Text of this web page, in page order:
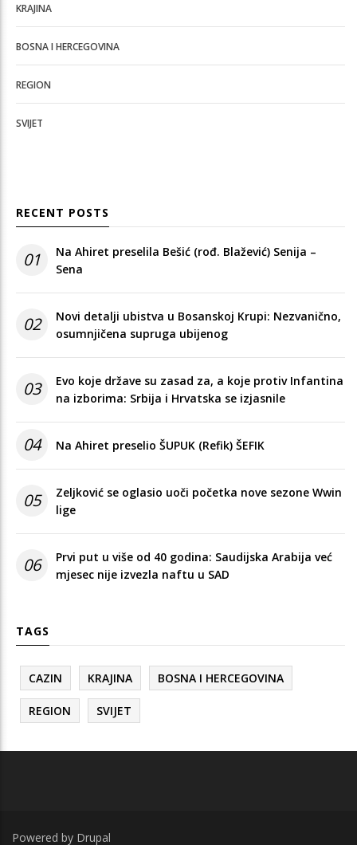
KRAJINA
BOSNA I HERCEGOVINA
REGION
SVIJET
RECENT POSTS
01
Na Ahiret preselila Bešić (rođ. Blažević) Senija –
Sena
02
Novi detalji ubistva u Bosanskoj Krupi: Nezvanično,
osumnjičena supruga ubijenog
03
Evo koje države su zasad za, a koje protiv Infantina
na izborima: Srbija i Hrvatska se izjasnile
04 Na Ahiret preselio ŠUPUK (Refik) ŠEFIK
05
Zeljković se oglasio uoči početka nove sezone Wwin
lige
06
Prvi put u više od 40 godina: Saudijska Arabija već
mjesec nije izvezla naftu u SAD
TAGS
CAZIN KRAJINA BOSNA I HERCEGOVINA
REGION SVIJET
Powered by Drupal